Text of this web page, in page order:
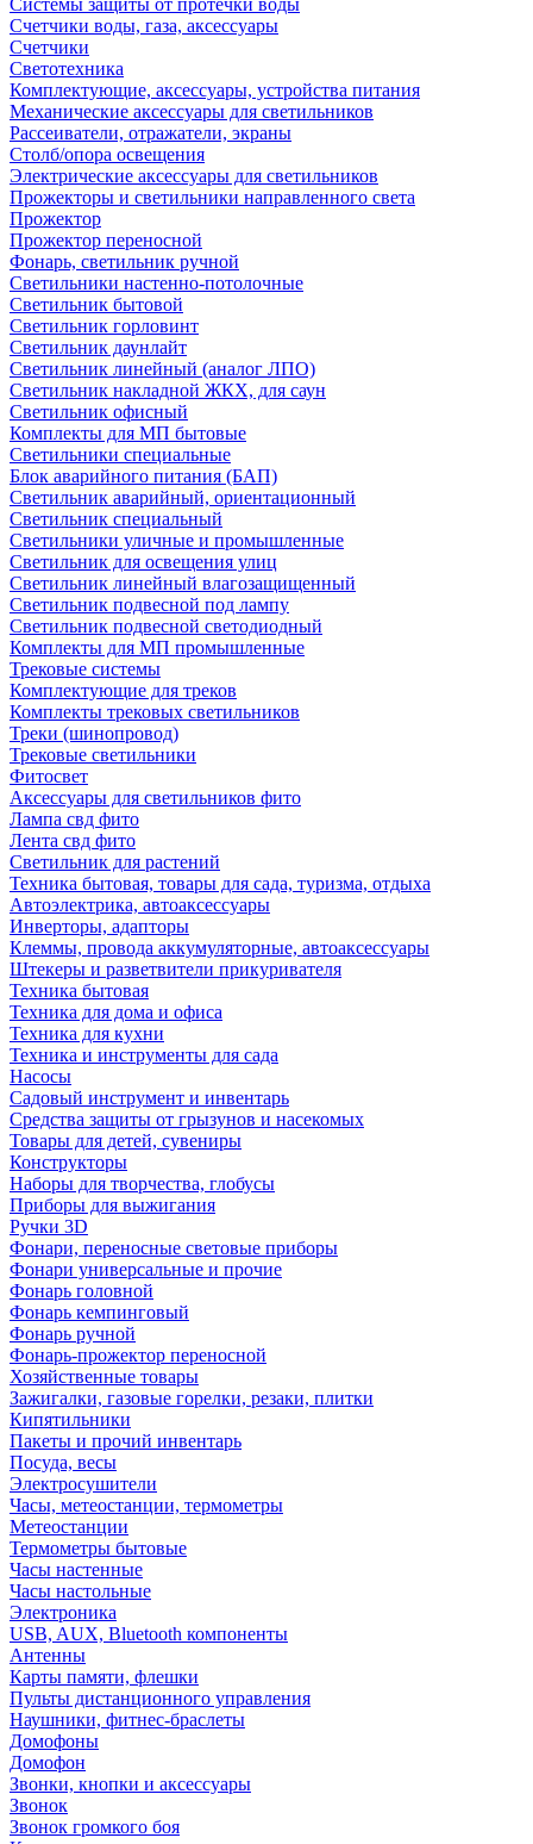
Системы защиты от протечки воды
Счетчики воды, газа, аксессуары
Счетчики
Светотехника
Комплектующие, аксессуары, устройства питания
Механические аксессуары для светильников
Рассеиватели, отражатели, экраны
Столб/опора освещения
Электрические аксессуары для светильников
Прожекторы и светильники направленного света
Прожектор
Прожектор переносной
Фонарь, светильник ручной
Светильники настенно-потолочные
Светильник бытовой
Светильник горловинт
Светильник даунлайт
Светильник линейный (аналог ЛПО)
Светильник накладной ЖКХ, для саун
Светильник офисный
Комплекты для МП бытовые
Светильники специальные
Блок аварийного питания (БАП)
Светильник аварийный, ориентационный
Светильник специальный
Светильники уличные и промышленные
Светильник для освещения улиц
Светильник линейный влагозащищенный
Светильник подвесной под лампу
Светильник подвесной светодиодный
Комплекты для МП промышленные
Трековые системы
Комплектующие для треков
Комплекты трековых светильников
Треки (шинопровод)
Трековые светильники
Фитосвет
Аксессуары для светильников фито
Лампа свд фито
Лента свд фито
Светильник для растений
Техника бытовая, товары для сада, туризма, отдыха
Автоэлектрика, автоаксессуары
Инверторы, адапторы
Клеммы, провода аккумуляторные, автоаксессуары
Штекеры и разветвители прикуривателя
Техника бытовая
Техника для дома и офиса
Техника для кухни
Техника и инструменты для сада
Насосы
Садовый инструмент и инвентарь
Средства защиты от грызунов и насекомых
Товары для детей, сувениры
Конструкторы
Наборы для творчества, глобусы
Приборы для выжигания
Ручки 3D
Фонари, переносные световые приборы
Фонари универсальные и прочие
Фонарь головной
Фонарь кемпинговый
Фонарь ручной
Фонарь-прожектор переносной
Хозяйственные товары
Зажигалки, газовые горелки, резаки, плитки
Кипятильники
Пакеты и прочий инвентарь
Посуда, весы
Электросушители
Часы, метеостанции, термометры
Метеостанции
Термометры бытовые
Часы настенные
Часы настольные
Электроника
USB, AUX, Bluetooth компоненты
Антенны
Карты памяти, флешки
Пульты дистанционного управления
Наушники, фитнес-браслеты
Домофоны
Домофон
Звонки, кнопки и аксессуары
Звонок
Звонок громкого боя